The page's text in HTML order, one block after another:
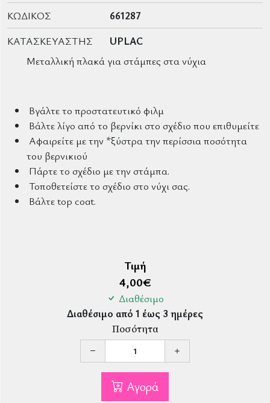
ΚΩΔΙΚΌΣ
661287
ΚΑΤΑΣΚΕΥΑΣΤΉΣ
UPLAC
Μεταλλική πλακά για στάμπες στα νύχια
Βγάλτε το προστατευτικό φιλμ
Βάλτε λίγο από το βερνίκι στο σχέδιο που επιθυμείτε
Αφαιρείτε με την *ξύστρα την περίσσια ποσότητα
του βερνικιού
Πάρτε το σχέδιο με την στάμπα.
Τοποθετείστε το σχέδιο στο νύχι σας.
Βάλτε top coat.
Τιμή
4,00€
Διαθέσιμο
Διαθέσιμο από 1 έως 3 ημέρες
Ποσότητα
Αγορά